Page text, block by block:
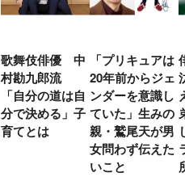
歌舞伎俳優 中
村勘九郎流
「自分の道は自
分で決める」子
育てとは
「プリキュアは
20年前からジェ
ンダーを意識し
ていた」生みの
親・鷲尾天が男
女問わず伝えた
いこと